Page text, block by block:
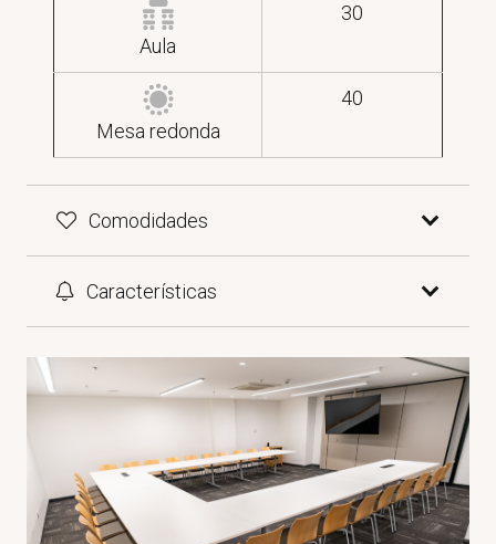
Aula
30
Mesa redonda
40
Comodidades
Características